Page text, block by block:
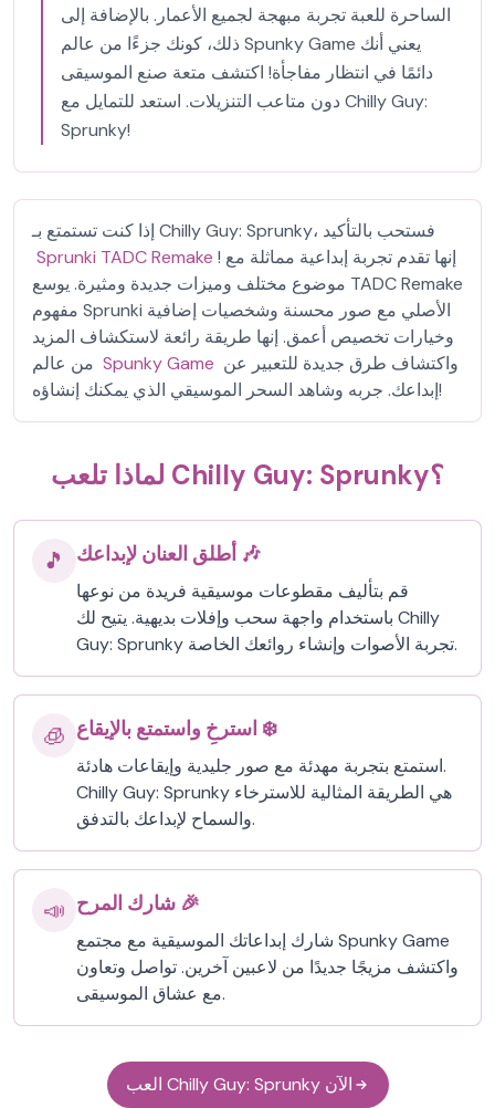
الساحرة للعبة تجربة مبهجة لجميع الأعمار. بالإضافة إلى
ذلك، كونك جزءًا من عالم Spunky Game يعني أنك
دائمًا في انتظار مفاجأة! اكتشف متعة صنع الموسيقى
دون متاعب التنزيلات. استعد للتمايل مع Chilly Guy:
Sprunky!
إذا كنت تستمتع بـ Chilly Guy: Sprunky، فستحب بالتأكيد
Sprunki TADC Remake ! إنها تقدم تجربة إبداعية مماثلة مع
موضوع مختلف وميزات جديدة ومثيرة. يوسع TADC Remake
مفهوم Sprunki الأصلي مع صور محسنة وشخصيات إضافية
وخيارات تخصيص أعمق. إنها طريقة رائعة لاستكشاف المزيد
Spunky Game
إبداعك. جربه وشاهد السحر الموسيقي الذي يمكنك إنشاؤه!
لماذا تلعب Chilly Guy: Sprunky؟
🎵 أطلق العنان لإبداعك 🎶
قم بتأليف مقطوعات موسيقية فريدة من نوعها
باستخدام واجهة سحب وإفلات بديهية. يتيح لك Chilly
Guy: Sprunky تجربة الأصوات وإنشاء روائعك الخاصة.
🧊 استرخِ واستمتع بالإيقاع ❄️
استمتع بتجربة مهدئة مع صور جليدية وإيقاعات هادئة.
Chilly Guy: Sprunky هي الطريقة المثالية للاسترخاء
والسماح لإبداعك بالتدفق.
📣 شارك المرح 🎉
شارك إبداعاتك الموسيقية مع مجتمع Spunky Game
واكتشف مزيجًا جديدًا من لاعبين آخرين. تواصل وتعاون
مع عشاق الموسيقى.
العب Chilly Guy: Sprunky الآن